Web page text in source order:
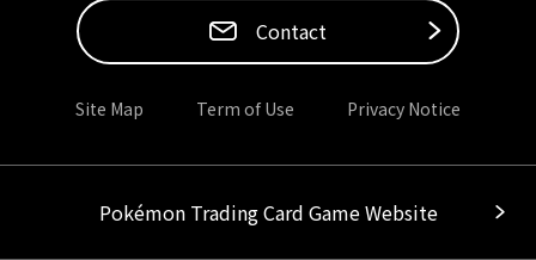
Contact
Site Map Term of Use Privacy Notice
Pokémon Trading Card Game Website